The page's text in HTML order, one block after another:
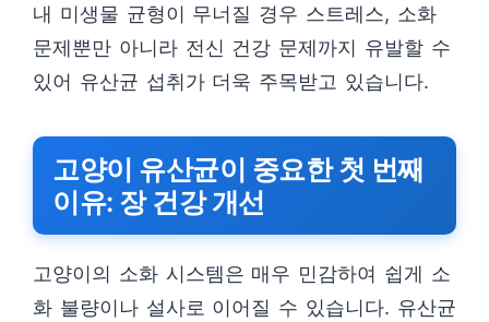
내 미생물 균형이 무너질 경우 스트레스, 소화
문제뿐만 아니라 전신 건강 문제까지 유발할 수
있어 유산균 섭취가 더욱 주목받고 있습니다.
고양이 유산균이 중요한 첫 번째
이유: 장 건강 개선
고양이의 소화 시스템은 매우 민감하여 쉽게 소
화 불량이나 설사로 이어질 수 있습니다. 유산균